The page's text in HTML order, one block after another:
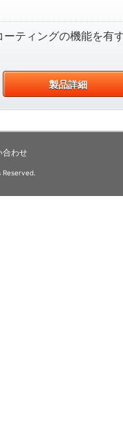
ーティングの機能を有
製品詳細
合わせ